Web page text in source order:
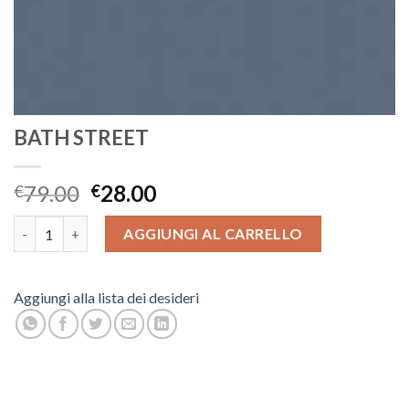
BATH STREET
€79.00 €28.00
AGGIUNGI AL CARRELLO
Aggiungi alla lista dei desideri